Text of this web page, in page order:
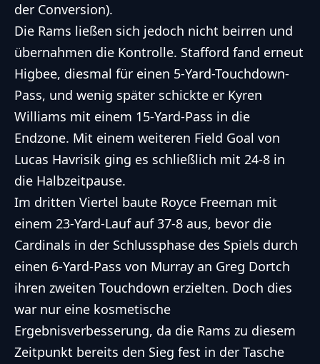
der Conversion).
Die Rams ließen sich jedoch nicht beirren und
übernahmen die Kontrolle. Stafford fand erneut
Higbee, diesmal für einen 5-Yard-Touchdown-
Pass, und wenig später schickte er Kyren
Williams mit einem 15-Yard-Pass in die
Endzone. Mit einem weiteren Field Goal von
Lucas Havrisik ging es schließlich mit 24-8 in
die Halbzeitpause.
Im dritten Viertel baute Royce Freeman mit
einem 23-Yard-Lauf auf 37-8 aus, bevor die
Cardinals in der Schlussphase des Spiels durch
einen 6-Yard-Pass von Murray an Greg Dortch
ihren zweiten Touchdown erzielten. Doch dies
war nur eine kosmetische
Ergebnisverbesserung, da die Rams zu diesem
Zeitpunkt bereits den Sieg fest in der Tasche